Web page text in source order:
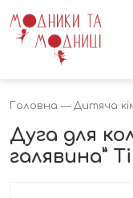
Головна — Дитяча
Дуга для
галявина”